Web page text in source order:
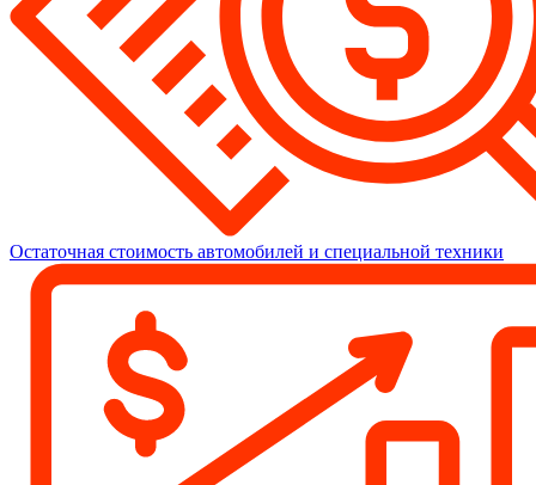
Остаточная стоимость автомобилей и специальной техники